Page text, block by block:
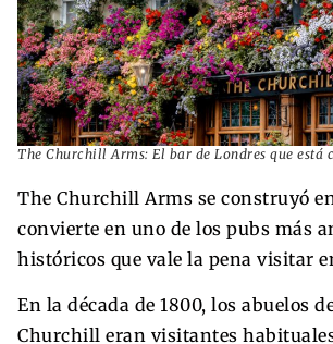
The Churchill Arms: El bar de Londres que está
The Churchill Arms se construyó
convierte en uno de los pubs más
históricos que vale la pena visitar
En la década de 1800, los abuelos
Churchill eran visitantes